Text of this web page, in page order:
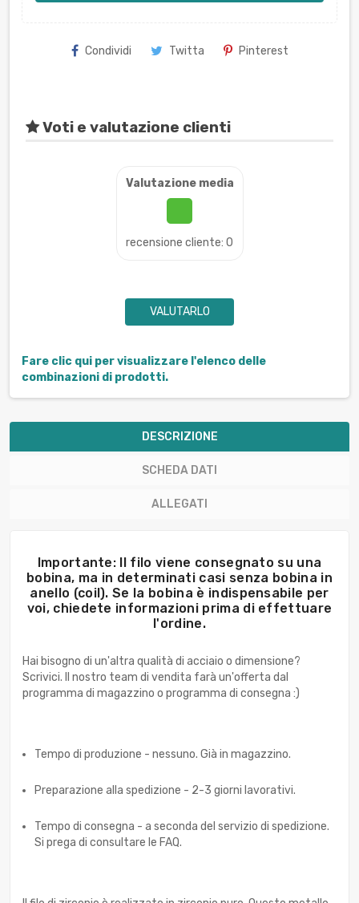
Condividi Twitta Pinterest
Voti e valutazione clienti
Valutazione media
recensione cliente: 0
VALUTARLO
Fare clic qui per visualizzare l'elenco delle
combinazioni di prodotti.
DESCRIZIONE
SCHEDA DATI
ALLEGATI
Importante: Il filo viene consegnato su una
bobina, ma in determinati casi senza bobina in
anello (coil). Se la bobina è indispensabile per
voi, chiedete informazioni prima di effettuare
l'ordine.
Hai bisogno di un'altra qualità di acciaio o dimensione?
Scrivici. Il nostro team di vendita farà un'offerta dal
programma di magazzino o programma di consegna :)
Tempo di produzione - nessuno. Già in magazzino.
Preparazione alla spedizione - 2-3 giorni lavorativi.
Tempo di consegna - a seconda del servizio di spedizione.
Si prega di consultare le FAQ.